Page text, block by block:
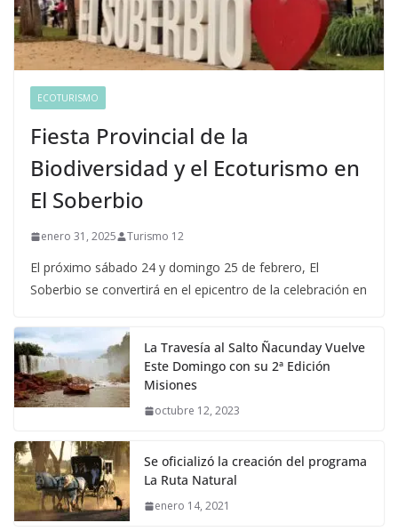
ECOTURISMO
Fiesta Provincial de la
Biodiversidad y el Ecoturismo en
El Soberbio
enero 31, 2025 Turismo 12
El próximo sábado 24 y domingo 25 de febrero, El
Soberbio se convertirá en el epicentro de la celebración en
La Travesía al Salto Ñacunday Vuelve
Este Domingo con su 2ª Edición
Misiones
octubre 12, 2023
Se oficializó la creación del programa
La Ruta Natural
enero 14, 2021